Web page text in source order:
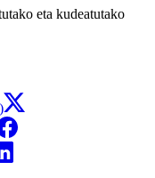
eta kudeatutako